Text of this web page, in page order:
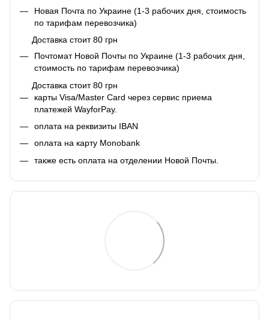
Новая Почта по Украине (1-3 рабочих дня, стоимость
по тарифам перевозчика)
Доставка стоит 80 грн
Почтомат Новой Почты по Украине (1-3 рабочих дня,
стоимость по тарифам перевозчика)
Доставка стоит 80 грн
карты Visa/Master Card через сервис приема
платежей WayforPay.
оплата на реквизиты IBAN
оплата на карту Monobank
также есть оплата на отделении Новой Почты.